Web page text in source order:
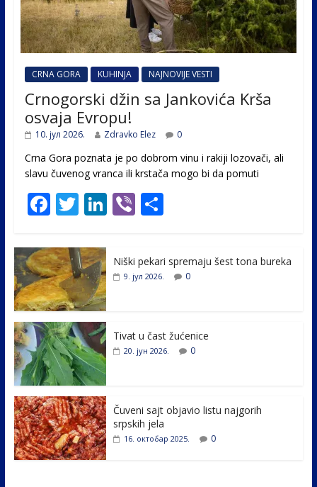
CRNA GORA KUHINJA NAJNOVIJE VESTI
Crnogorski džin sa Jankovića Krša
osvaja Evropu!
10. јул 2026. Zdravko Elez 0
Crna Gora poznata je po dobrom vinu i rakiji lozovači, ali
slavu čuvenog vranca ili krstača mogo bi da pomuti
F
e
b
o
o
k
T
itt
er
Li
e
Vi
er
S
e
Niški pekari spremaju šest tona bureka
9. јул 2026. 0
Tivat u čast žućenice
20. јун 2026. 0
Čuveni sajt objavio listu najgorih
srpskih jela
16. октобар 2025. 0